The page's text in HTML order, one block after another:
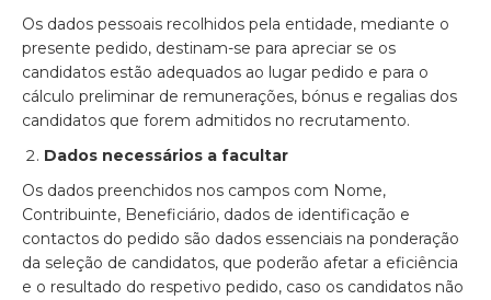
Os dados pessoais recolhidos pela entidade, mediante o
presente pedido, destinam-se para apreciar se os
candidatos estão adequados ao lugar pedido e para o
cálculo preliminar de remunerações, bónus e regalias dos
candidatos que forem admitidos no recrutamento.
Dados necessários a facultar
Os dados preenchidos nos campos com Nome,
Contribuinte, Beneficiário, dados de identificação e
contactos do pedido são dados essenciais na ponderação
da seleção de candidatos, que poderão afetar a eficiência
e o resultado do respetivo pedido, caso os candidatos não